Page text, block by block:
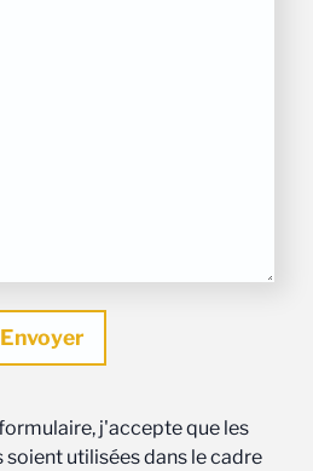
j'accepte que les
utilisées dans le cadre